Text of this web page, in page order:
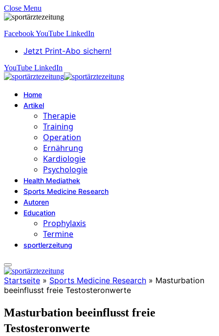
Close Menu
FacebookYouTube LinkedIn
Jetzt Print-Abo sichern!
YouTube LinkedIn
Home
Artikel
Therapie
Training
Operation
Ernährung
Kardiologie
Psychologie
Health Mediathek
Sports Medicine Research
Autoren
Education
Prophylaxis
Termine
sportlerzeitung
Startseite » Sports Medicine Research » Masturbation
beeinflusst freie Testosteronwerte
Masturbation beeinflusst freie
Testosteronwerte